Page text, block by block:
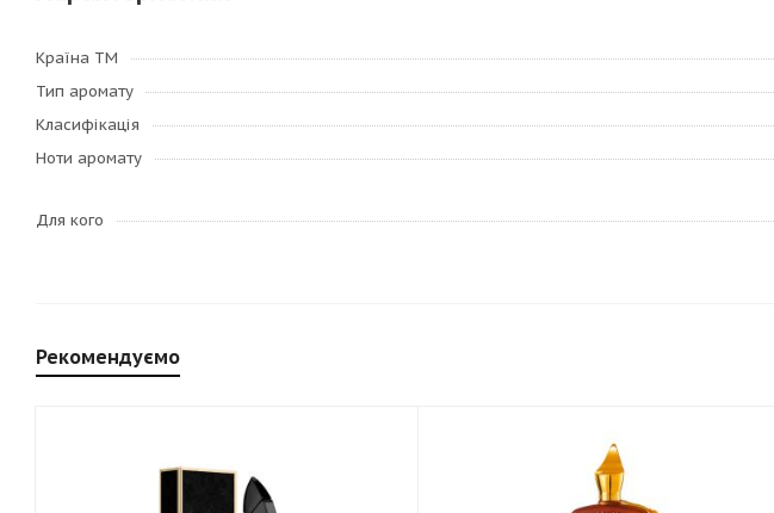
Країна ТМ
Тип аромату
Класифікація
Ноти аромату
Для кого
Рекомендуємо